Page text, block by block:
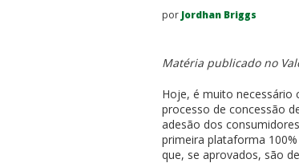
por Jordhan Briggs
Matéria publicado no
Hoje, é muito necessário
processo de concessão
adesão dos
primeira plataforma
que, se aprovados, são